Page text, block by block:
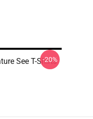
See T-Shirts
-20%